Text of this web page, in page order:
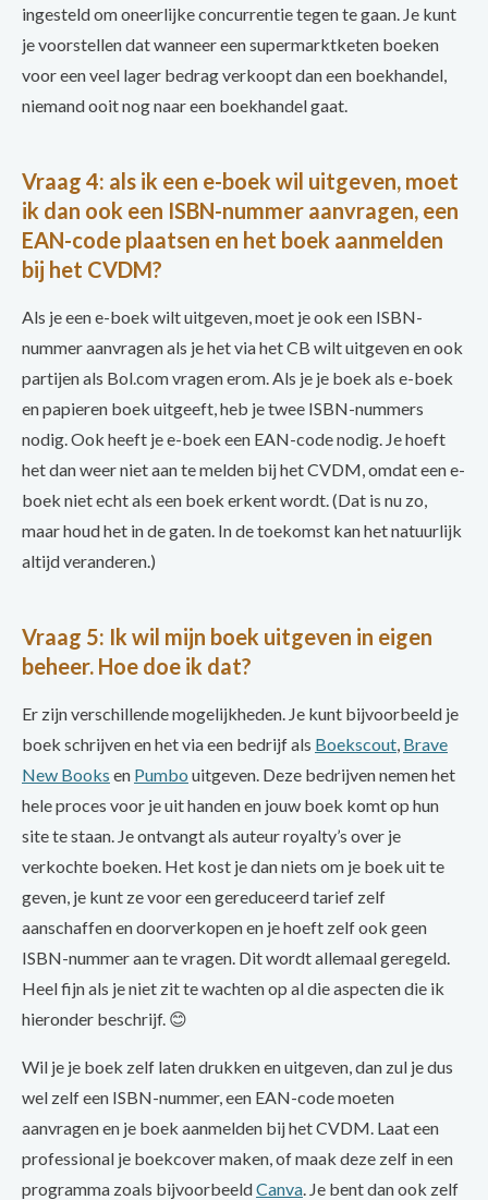
ingesteld om oneerlijke concurrentie tegen te gaan. Je kunt
je voorstellen dat wanneer een supermarktketen boeken
voor een veel lager bedrag verkoopt dan een boekhandel,
niemand ooit nog naar een boekhandel gaat.
Vraag 4: als ik een e-boek wil uitgeven, moet
ik dan ook een ISBN-nummer aanvragen, een
EAN-code plaatsen en het boek aanmelden
bij het CVDM?
Als je een e-boek wilt uitgeven, moet je ook een ISBN-
nummer aanvragen als je het via het CB wilt uitgeven en ook
partijen als Bol.com vragen erom. Als je je boek als e-boek
en papieren boek uitgeeft, heb je twee ISBN-nummers
nodig. Ook heeft je e-boek een EAN-code nodig. Je hoeft
het dan weer niet aan te melden bij het CVDM, omdat een e-
boek niet echt als een boek erkent wordt. (Dat is nu zo,
maar houd het in de gaten. In de toekomst kan het natuurlijk
altijd veranderen.)
Vraag 5: Ik wil mijn boek uitgeven in eigen
beheer. Hoe doe ik dat?
Er zijn verschillende mogelijkheden. Je kunt bijvoorbeeld je
boek schrijven en het via een bedrijf als Boekscout Brave
New Books en Pumbo uitgeven. Deze bedrijven nemen het
hele proces voor je uit handen en jouw boek komt op hun
site te staan. Je ontvangt als auteur royalty’s over je
verkochte boeken. Het kost je dan niets om je boek uit te
geven, je kunt ze voor een gereduceerd tarief zelf
aanschaffen en doorverkopen en je hoeft zelf ook geen
ISBN-nummer aan te vragen. Dit wordt allemaal geregeld.
Heel fijn als je niet zit te wachten op al die aspecten die ik
hieronder beschrijf. 😊
Wil je je boek zelf laten drukken en uitgeven, dan zul je dus
wel zelf een ISBN-nummer, een EAN-code moeten
aanvragen en je boek aanmelden bij het CVDM. Laat een
professional je boekcover maken, of maak deze zelf in een
programma zoals bijvoorbeeldCanva . Je bent dan ook zelf